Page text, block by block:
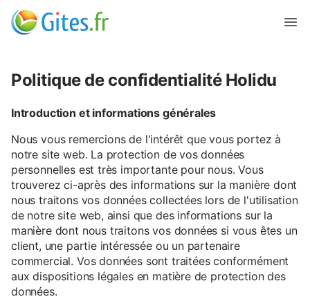
Politique de confidentialité Holidu
Introduction et informations générales
Nous vous remercions de l'intérêt que vous portez à
notre site web. La protection de vos données
personnelles est très importante pour nous. Vous
trouverez ci-après des informations sur la manière dont
nous traitons vos données collectées lors de l'utilisation
de notre site web, ainsi que des informations sur la
manière dont nous traitons vos données si vous êtes un
client, une partie intéressée ou un partenaire
commercial. Vos données sont traitées conformément
aux dispositions légales en matière de protection des
données.